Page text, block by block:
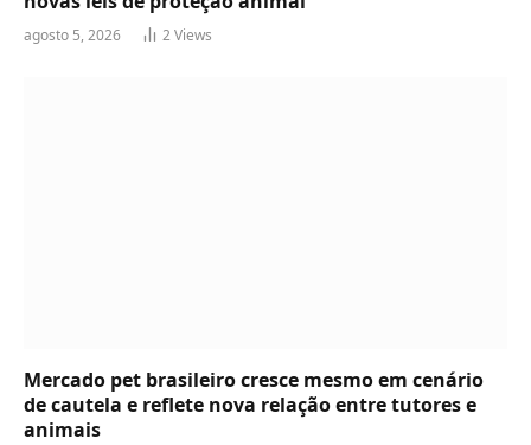
agosto 5, 2026 2Views
Mercado pet brasileiro cresce mesmo em cenário
de cautela e reflete nova relação entre tutores e
animais